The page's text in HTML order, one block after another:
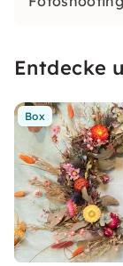
sich gehört.
Entdecke
Box